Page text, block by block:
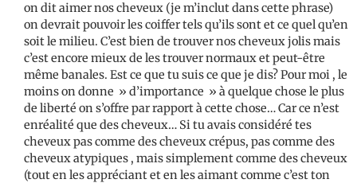
on dit aimer nos cheveux (je m’inclut dans cette phrase)
on devrait pouvoir les coiffer tels qu’ils sont et ce quel qu’en
soit le milieu. C’est bien de trouver nos cheveux jolis mais
c’est encore mieux de les trouver normaux et peut-être
même banales. Est ce que tu suis ce que je dis? Pour moi , le
moins on donne » d’importance » à quelque chose le plus
de liberté on s’offre par rapport à cette chose… Car ce n’est
enréalité que des cheveux… Si tu avais considéré tes
cheveux pas comme des cheveux crépus, pas comme des
cheveux atypiques , mais simplement comme des cheveux
(tout en les appréciant et en les aimant comme c’est ton